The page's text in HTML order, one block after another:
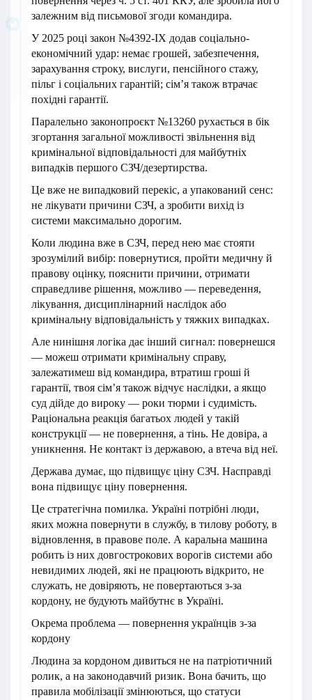
залежним від письмової згоди командира.
У 2025 році закон №4392-IX додав соціально-
економічний удар: немає грошей, забезпечення,
зарахування строку, вислуги, пенсійного стажу,
пільг і соціальних гарантій; сім’я також втрачає
похідні гарантії.
Паралельно законопроєкт №13260 рухається в бік
згортання загальної можливості звільнення від
кримінальної відповідальності для майбутніх
випадків першого СЗЧ/дезертирства.
Це вже не випадковий перекіс, а упакований сенс:
не лікувати причини СЗЧ, а зробити вихід із
системи максимально дорогим.
Коли людина вже в СЗЧ, перед нею має стояти
зрозумілий вибір: повернутися, пройти медичну й
правову оцінку, пояснити причини, отримати
справедливе рішення, можливо — переведення,
лікування, дисциплінарний наслідок або
кримінальну відповідальність у тяжких випадках.
Але нинішня логіка дає інший сигнал: повернешся
— можеш отримати кримінальну справу,
залежатимеш від командира, втратиш гроші й
гарантії, твоя сім’я також відчує наслідки, а якщо
суд дійде до вироку — роки тюрми і судимість.
Раціональна реакція багатьох людей у такій
конструкції — не повернення, а тінь. Не довіра, а
уникнення. Не контакт із державою, а втеча від неї.
Держава думає, що підвищує ціну СЗЧ. Насправді
вона підвищує ціну повернення.
Це стратегічна помилка. Україні потрібні люди,
яких можна повернути в службу, в тилову роботу, в
відновлення, в правове поле. А каральна машина
робить із них довгострокових ворогів системи або
невидимих людей, які не працюють відкрито, не
служать, не довіряють, не повертаються з-за
кордону, не будують майбутнє в Україні.
Окрема проблема — повернення українців з-за
кордону
Людина за кордоном дивиться не на патріотичний
ролик, а на законодавчий ризик. Вона бачить, що
правила мобілізації змінюються, що статуси